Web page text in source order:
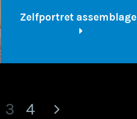
Zelfportret assemblage
3 (huidige)
4